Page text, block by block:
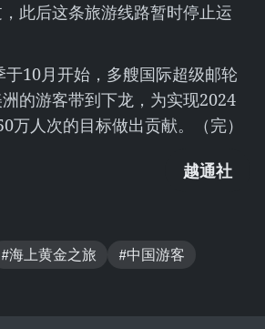
此后这条旅游线路暂时停止运
10月开始，多艘国际超级邮轮
的游客带到下龙，为实现2024
万人次的目标做出贡献。（完）
越通社
#海上黄金之旅 #中国游客